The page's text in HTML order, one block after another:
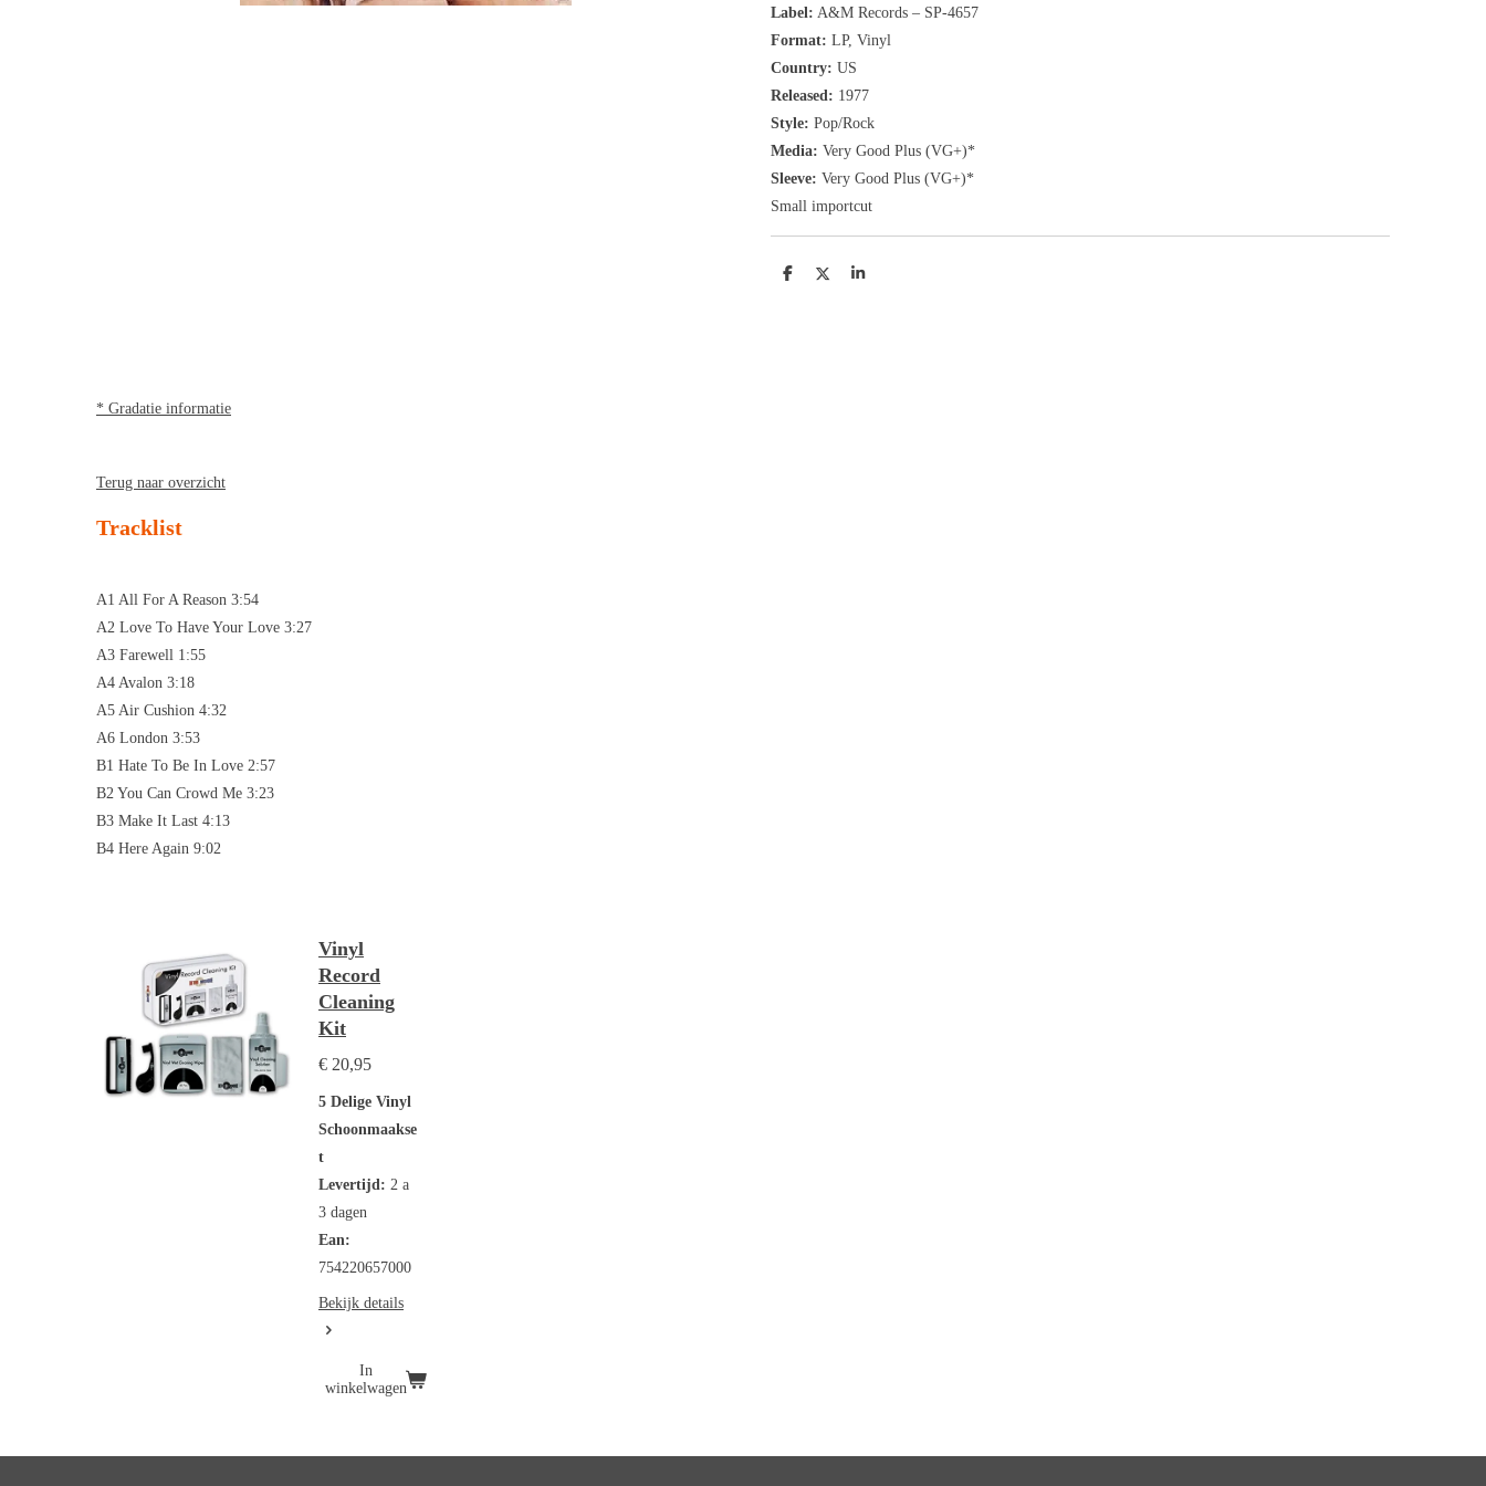
Label: A&M Records ‎– SP-4657
Format: LP, Vinyl
Country: US
Released: 1977
Style: Pop/Rock
Media: Very Good Plus (VG+)*
Sleeve: Very Good Plus (VG+)*
Small importcut
D
D
S
* Gradatie informatie
Terug naar overzicht
Tracklist
A1 All For A Reason 3:54
A2 Love To Have Your Love 3:27
A3 Farewell 1:55
A4 Avalon 3:18
A5 Air Cushion 4:32
A6 London 3:53
B1 Hate To Be In Love 2:57
B2 You Can Crowd Me 3:23
B3 Make It Last 4:13
B4 Here Again 9:02
Vinyl
Record
Cleaning
Kit
€ 20,95
5 Delige Vinyl
Schoonmaakse
t
Levertijd: 2 a
3 dagen
Ean:
754220657000
Bekijk details
In
winkelwagen